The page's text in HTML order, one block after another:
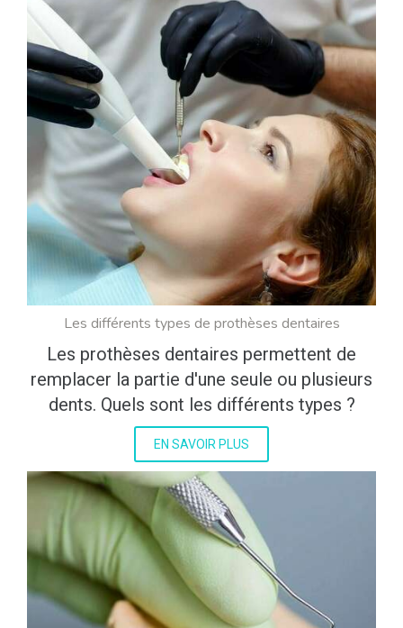
Les différents types de prothèses dentaires
Les prothèses dentaires permettent de
remplacer la partie d'une seule ou plusieurs
dents. Quels sont les différents types ?
EN SAVOIR PLUS